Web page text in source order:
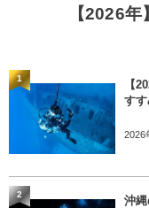
【2026
【
す
2026
1
沖
2